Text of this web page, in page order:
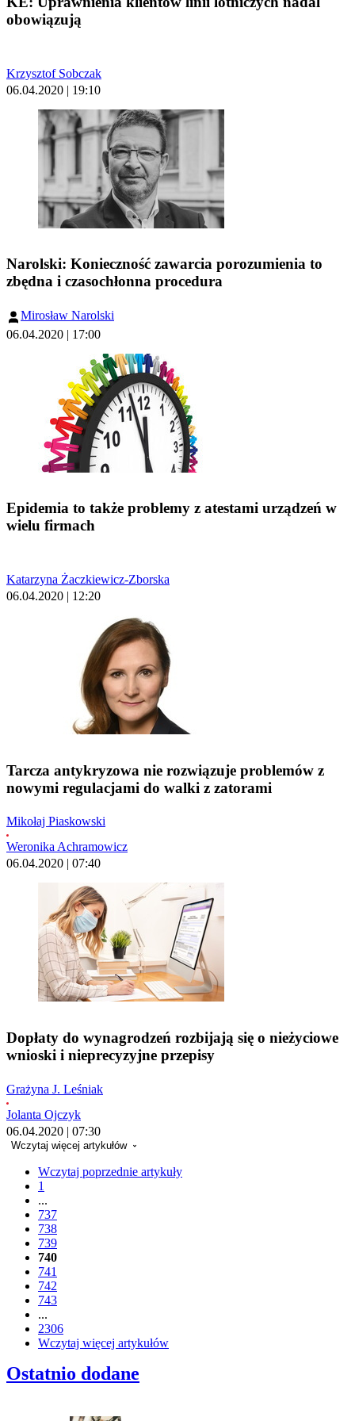
obowiązują
Krzysztof Sobczak
06.04.2020 | 19:10
Narolski: Konieczność zawarcia porozumienia to
zbędna i czasochłonna procedura
Mirosław Narolski
06.04.2020 | 17:00
Epidemia to także problemy z atestami urządzeń w
wielu firmach
Katarzyna Żaczkiewicz-Zborska
06.04.2020 | 12:20
Tarcza antykryzowa nie rozwiązuje problemów z
nowymi regulacjami do walki z zatorami
Mikołaj Piaskowski
Weronika Achramowicz
06.04.2020 | 07:40
Dopłaty do wynagrodzeń rozbijają się o nieżyciowe
wnioski i nieprecyzyjne przepisy
Grażyna J. Leśniak
Jolanta Ojczyk
06.04.2020 | 07:30
Wczytaj więcej artykułów
Wczytaj poprzednie artykuły
1
...
737
738
739
740
741
742
743
...
2306
Wczytaj więcej artykułów
Ostatnio dodane